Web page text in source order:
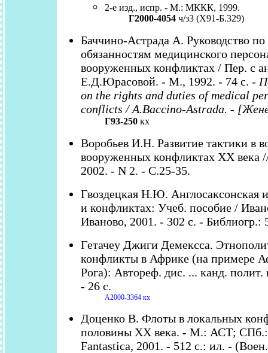
2-е изд., испр. - М.: МККК, 1999.
Г2000-4054 ч/з3 (Х91-Б.329)
Баччино-Астрада А. Руководство
обязанностям медицинского
вооруженных конфликтах / Пер. с
Е.Д.Юрасовой. - М., 1992. - 74 с. -
on the rights and duties of medical
conflicts / A.Baccino-Astrada. -
Г93-250 кх
Воробьев И.Н. Развитие тактики в
вооруженных конфликтах XX века
2002. - N 2. - С.25-35.
Гвоздецкая Н.Ю. Англосаксонская
и конфликтах: Учеб. пособие /
Иваново, 2001. - 302 с. - Библиогр.:
Гетачеу Джиги Демексса.
конфликты в Африке (на примере
Рога): Автореф. дис. ... канд.
- 26 с.
А2000-3364 кх
Доценко В. Флоты в локальных
половины ХХ века. - М.: АСТ; СПб.:
Fantastica, 2001. - 512 с.: ил. -